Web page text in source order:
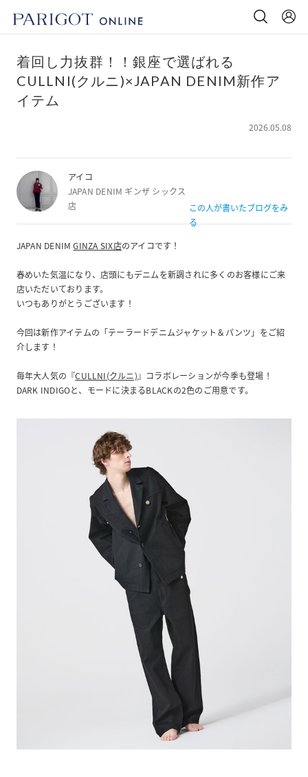
着回し力抜群！！銀座で選ばれる
CULLNI(クルニ)×JAPAN DENIM新作ア
イテム
2026.05.08
アイコ
JAPAN DENIM ギンザ シックス
店
この人が書いたブログをみ
る
JAPAN DENIMGINZA SIX店のアイコです！
春めいた気温になり、店頭にもデニムを新調されに多くのお客様にご来
店いただいております。
いつもありがとうございます！
今回は新作アイテムの「テーラードデニムジャケット＆パンツ」をご紹
介します！
毎年大人気の『CULLNI(クルニ)』コラボレーションが今季も登場！
DARK INDIGOと、モードに決まるBLACKの2色のご用意です。